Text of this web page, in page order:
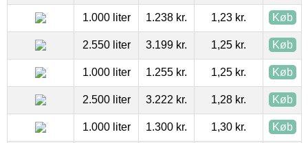
1.000 liter 1.238 kr. 1,23 kr. Køb
2.550 liter 3.199 kr. 1,25 kr. Køb
1.000 liter 1.255 kr. 1,25 kr. Køb
2.500 liter 3.222 kr. 1,28 kr. Køb
1.000 liter 1.300 kr. 1,30 kr. Køb